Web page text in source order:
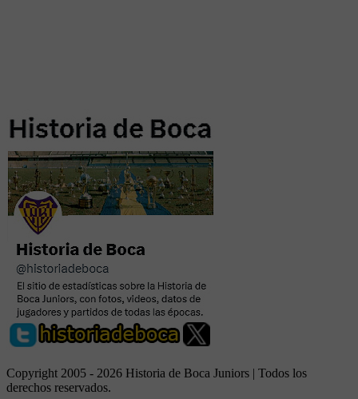
Copyright 2005 - 2026 Historia de Boca Juniors | Todos los
derechos reservados.